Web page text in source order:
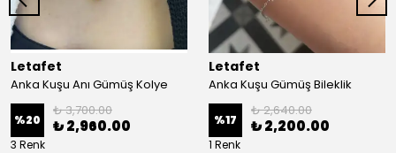
Letafet
Anka Kuşu Anı Gümüş Kolye
%20
₺ 3,700.00
₺ 2,960.00
3 Renk
Letafet
Anka Kuşu Gümüş Bileklik
%17
₺ 2,640.00
₺ 2,200.00
1 Renk